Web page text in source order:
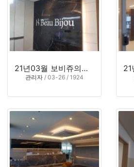
21년03월 보비쥬의원 (부산시 북구)
관리자 / 03-26 / 1924